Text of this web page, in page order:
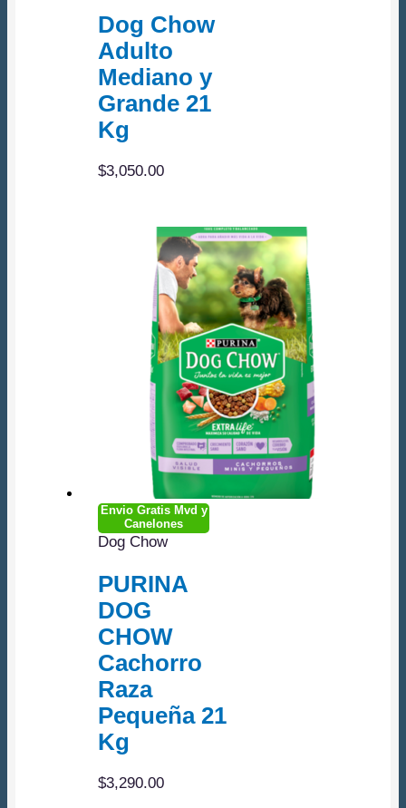
Dog Chow
Adulto
Mediano y
Grande 21
Kg
$3,050.00
Envio Gratis Mvd y
Canelones
Dog Chow
PURINA
DOG
CHOW
Cachorro
Raza
Pequeña 21
Kg
$3,290.00